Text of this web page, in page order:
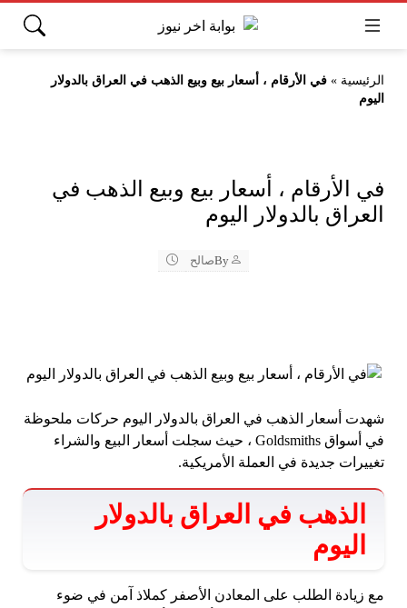
الرئيسية » في الأرقام ، أسعار بيع وبيع الذهب في العراق بالدولار
اليوم
في الأرقام ، أسعار بيع وبيع الذهب في
العراق بالدولار اليوم
Byصالح
شهدت أسعار الذهب في العراق بالدولار اليوم حركات ملحوظة
في أسواق Goldsmiths ، حيث سجلت أسعار البيع والشراء
تغييرات جديدة في العملة الأمريكية.
الذهب في العراق بالدولار
اليوم
مع زيادة الطلب على المعادن الأصفر كملاذ آمن في ضوء